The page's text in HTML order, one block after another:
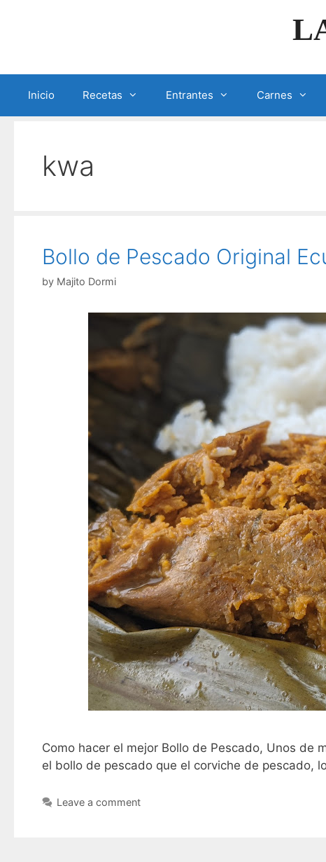
Inicio Recetas Entrantes Carnes
kwa
Bollo de Pescado Original
by Majito Dormi
Como hacer el mejor Bollo de Pescado, Unos de
el bollo de pescado que el corviche de pescado,
Leave a comment